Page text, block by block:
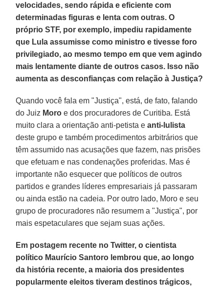
velocidades, sendo rápida e eficiente com
determinadas figuras e lenta com outras. O
próprio STF, por exemplo, impediu rapidamente
que Lula assumisse como ministro e tivesse foro
privilegiado, ao mesmo tempo em que vem agindo
mais lentamente diante de outros casos. Isso não
aumenta as desconfianças com relação à Justiça?
Quando você fala em "Justiça", está, de fato, falando
do Juiz Moro e dos procuradores de Curitiba. Está
muito clara a orientação anti-petista eanti-lulista
deste grupo e também procedimentos arbitrários que
têm assumido nas acusações que fazem, nas prisões
que efetuam e nas condenações proferidas. Mas é
importante não esquecer que políticos de outros
partidos e grandes líderes empresariais já passaram
ou ainda estão na cadeia. Por outro lado, Moro e seu
grupo de procuradores não resumem a "Justiça", por
mais espetaculares que sejam suas ações.
Em postagem recente no Twitter, o cientista
político Maurício Santoro lembrou que, ao longo
da história recente, a maioria dos presidentes
popularmente eleitos tiveram destinos trágicos,